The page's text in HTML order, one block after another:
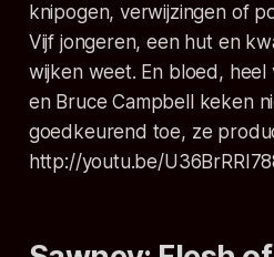
knipogen, verwijzingen of
Vijf jongeren, een hut en
wijken weet. En bloed, heel
en Bruce Campbell keken
goedkeurend toe, ze
http://youtu.be/